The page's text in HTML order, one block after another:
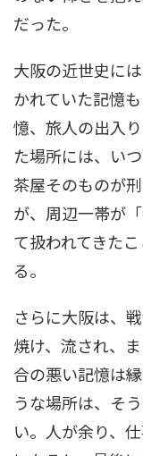
だった。
大阪の近世史に
かれていた記憶
憶、旅人の出入
た場所には、い
茶屋そのものが
が、周辺一帯が
て扱われてきた
る。
さらに大阪は、
焼け、流され、
合の悪い記憶は
うな場所は、そ
い。人が余り、